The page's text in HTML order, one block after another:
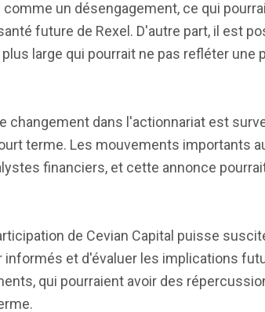
un désengagement, ce qui
future de Rexel. D'autre part, il est
large qui pourrait ne pas refléter une
changement dans l'actionnariat est
terme. Les mouvements importants
financiers, et cette annonce
de Cevian Capital puisse
et d'évaluer les implications
qui pourraient avoir des